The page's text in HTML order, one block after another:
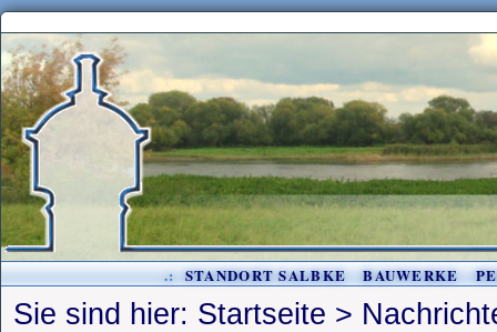
.: STANDORT SALBKE BAUWERKE
Sie sind hier: Startseite >